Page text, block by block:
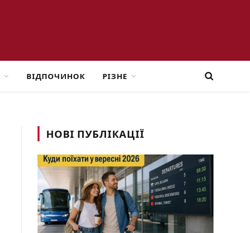
ВІДПОЧИНОК РІЗНЕ
НОВІ ПУБЛІКАЦІЇ